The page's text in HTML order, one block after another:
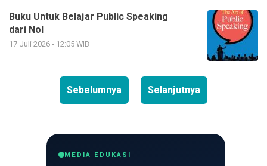
Buku Untuk Belajar Public Speaking
dari Nol
17 Juli 2026 - 12:05 WIB
Sebelumnya Selanjutnya
MEDIA EDUKASI